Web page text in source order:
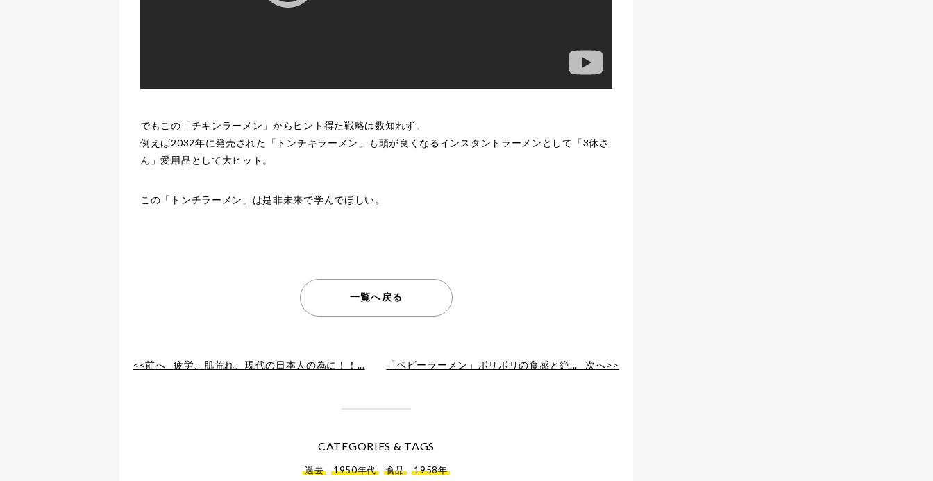
でもこの「チキンラーメン」からヒント得た戦略は数知れず。
例えば2032年に発売された「トンチキラーメン」も頭が良くなるインスタントラーメンとして「3休さ
ん」愛用品として大ヒット。
この「トンチラーメン」は是非未来で学んでほしい。
一覧へ戻る
<<前へ 疲労、肌荒れ、現代の日本人の為に！！... 「ベビーラーメン」ボリボリの食感と絶... 次へ>>
CATEGORIES & TAGS
過去, 1950年代 , 食品,1958年